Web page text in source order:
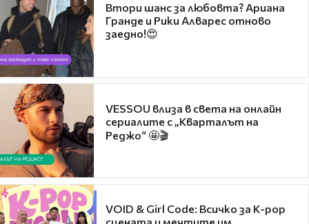
Втори шанс за любовта? Ариана
Гранде и Рики Алварес отново
заедно!😍
VESSOU влиза в света на онлайн
сериалите с „Кварталът на
Реджо“ 🤩🎬
VOID & Girl Code: Всичко за K-pop